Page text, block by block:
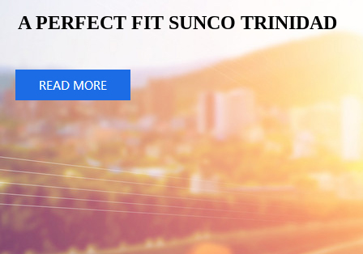
A PERFECT FIT SUNCO TRINIDAD